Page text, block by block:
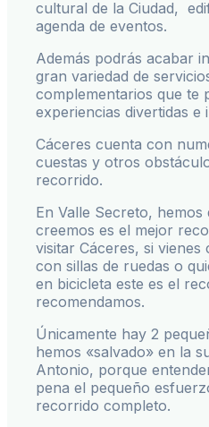
cultural de la Ciudad,
agenda de eventos.
Además podrás acabar
gran variedad de
complementarios que te
experiencias divertidas e
Cáceres cuenta con
cuestas y otros
recorrido.
En Valle Secreto, hemos
creemos es el mejor
visitar Cáceres, si vienes
con sillas de ruedas o
en bicicleta este es el
recomendamos.
Únicamente hay 2
hemos «salvado» en la
Antonio, porque
pena el pequeño
recorrido completo.